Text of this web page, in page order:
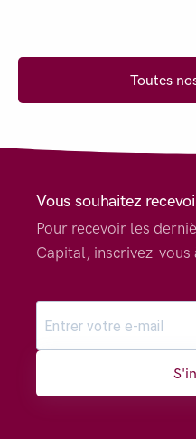
Toutes
Vous souhaitez
Pour recevoir les
Capital, inscrivez-vous